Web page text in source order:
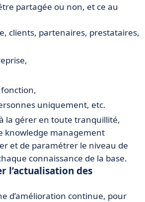
partagée ou non, et ce au
clients, partenaires, prestataires,
fonction,
uniquement, etc.
la gérer en toute tranquillité,
knowledge management
et de paramétrer le niveau de
connaissance de la base.
l’actualisation des
d’amélioration continue, pour